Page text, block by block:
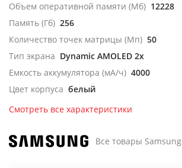
Объем оперативной памяти (Мб) 12228
Память (Гб) 256
Количество точек матрицы (Мп) 50
Тип экрана Dynamic AMOLED 2x
Емкость аккумулятора (мА/ч) 4000
Цвет корпуса белый
Смотреть все характеристики
Все товары Samsung